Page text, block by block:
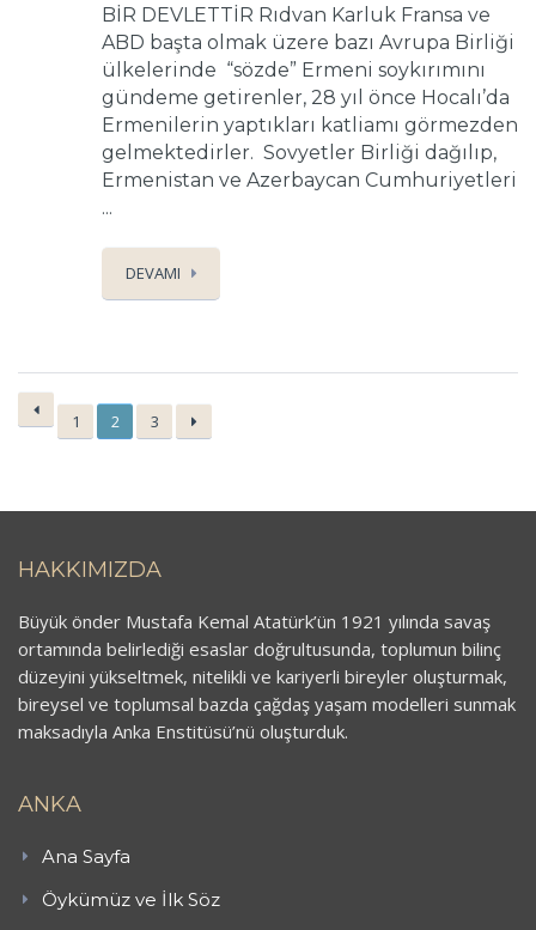
BİR DEVLETTİR Rıdvan Karluk Fransa ve
ABD başta olmak üzere bazı Avrupa Birliği
ülkelerinde “sözde” Ermeni soykırımını
gündeme getirenler, 28 yıl önce Hocalı’da
Ermenilerin yaptıkları katliamı görmezden
gelmektedirler. Sovyetler Birliği dağılıp,
Ermenistan ve Azerbaycan Cumhuriyetleri
...
DEVAMI
1 2 3
HAKKIMIZDA
Büyük önder Mustafa Kemal Atatürk’ün 1921 yılında savaş
ortamında belirlediği esaslar doğrultusunda, toplumun bilinç
düzeyini yükseltmek, nitelikli ve kariyerli bireyler oluşturmak,
bireysel ve toplumsal bazda çağdaş yaşam modelleri sunmak
maksadıyla Anka Enstitüsü’nü oluşturduk.
ANKA
Ana Sayfa
Öykümüz ve İlk Söz